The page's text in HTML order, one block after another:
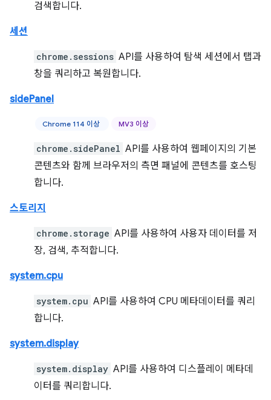
검색합니다.
세션
chrome.sessions API를 사용하여 탐색 세션에서 탭과
창을 쿼리하고 복원합니다.
sidePanel
Chrome 114 이상 MV3 이상
chrome.sidePanel API를 사용하여 웹페이지의 기본
콘텐츠와 함께 브라우저의 측면 패널에 콘텐츠를 호스팅
합니다.
스토리지
chrome.storage API를 사용하여 사용자 데이터를 저
장, 검색, 추적합니다.
system.cpu
system.cpu API를 사용하여 CPU 메타데이터를 쿼리
합니다.
system.display
system.display API를 사용하여 디스플레이 메타데
이터를 쿼리합니다.